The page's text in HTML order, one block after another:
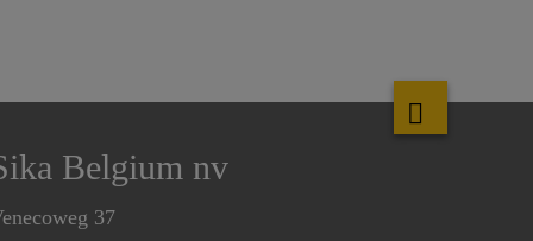
Belgium nv
37